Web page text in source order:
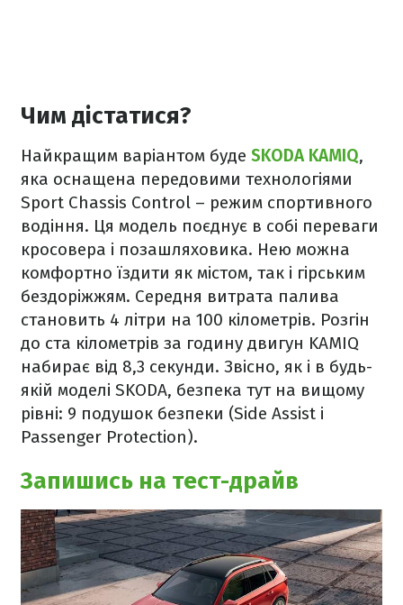
Чим дістатися?
Найкращим варіантом буде SKODA KAMIQ,
яка оснащена передовими технологіями
Sport Chassis Control – режим спортивного
водіння. Ця модель поєднує в собі переваги
кросовера і позашляховика. Нею можна
комфортно їздити як містом, так і гірським
бездоріжжям. Середня витрата палива
становить 4 літри на 100 кілометрів. Розгін
до ста кілометрів за годину двигун KAMIQ
набирає від 8,3 секунди. Звісно, як і в будь-
якій моделі SKODA, безпека тут на вищому
рівні: 9 подушок безпеки (Side Assist і
Passenger Protection).
Запишись на тест-драйв